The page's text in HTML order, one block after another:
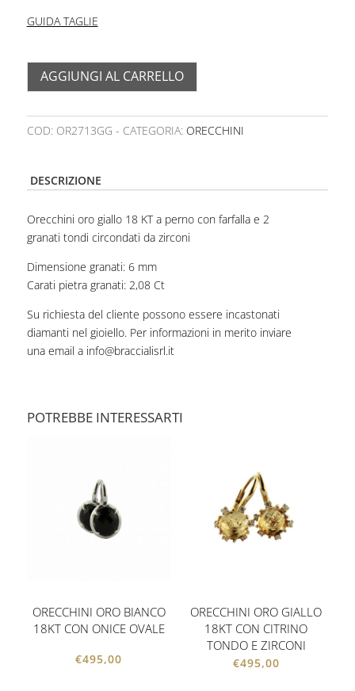
GUIDA TAGLIE
AGGIUNGI AL CARRELLO
COD: OR2713GG CATEGORIA: ORECCHINI
DESCRIZIONE
Orecchini oro giallo 18 KT a perno con farfalla e 2
granati tondi circondati da zirconi
Dimensione granati: 6 mm
Carati pietra granati: 2,08 Ct
Su richiesta del cliente possono essere incastonati
diamanti nel gioiello. Per informazioni in merito inviare
una email a info@braccialisrl.it
POTREBBE INTERESSARTI
ORECCHINI ORO BIANCO
18KT CON ONICE OVALE
€495,00
ORECCHINI ORO GIALLO
18KT CON CITRINO
TONDO E ZIRCONI
€495,00